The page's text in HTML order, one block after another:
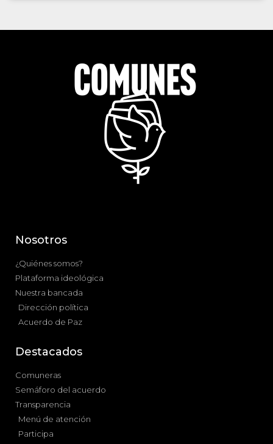
Nosotros
¿Quiénes somos?
Plataforma ideológica
Nuestra bancada
Dirección política
Acuerdo de Paz
Destacados
Comuneras
Semáforo del acuerdo
Transparencia
Menú de atención
Participa